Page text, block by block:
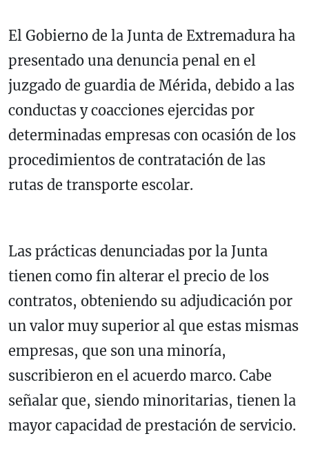
El Gobierno de la Junta de Extremadura ha
presentado una denuncia penal en el
juzgado de guardia de Mérida, debido a las
conductas y coacciones ejercidas por
determinadas empresas con ocasión de los
procedimientos de contratación de las
rutas de transporte escolar.
Las prácticas denunciadas por la Junta
tienen como fin alterar el precio de los
contratos, obteniendo su adjudicación por
un valor muy superior al que estas mismas
empresas, que son una minoría,
suscribieron en el acuerdo marco. Cabe
señalar que, siendo minoritarias, tienen la
mayor capacidad de prestación de servicio.